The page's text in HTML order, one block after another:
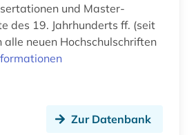
und Master-
des 19. Jahrhunderts ff. (seit
alle neuen Hochschulschriften
Zur Datenbank